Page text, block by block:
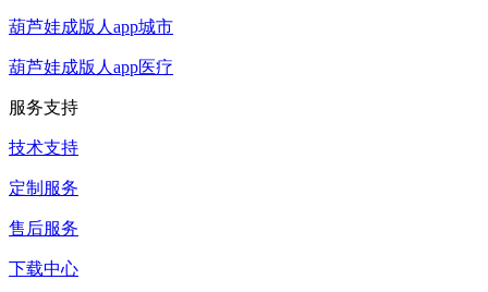
葫芦娃成版人app城市
葫芦娃成版人app医疗
服务支持
技术支持
定制服务
售后服务
下载中心